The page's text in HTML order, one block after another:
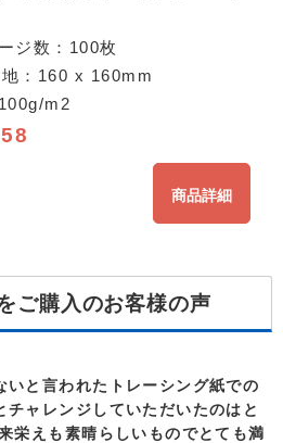
ジ数：100枚
：160 x 160mm
m2
商品詳細
ご購入のお客様の声
いと言われたトレーシング紙での
ャレンジしていただいたのはと
栄えも素晴らしいものでとても満